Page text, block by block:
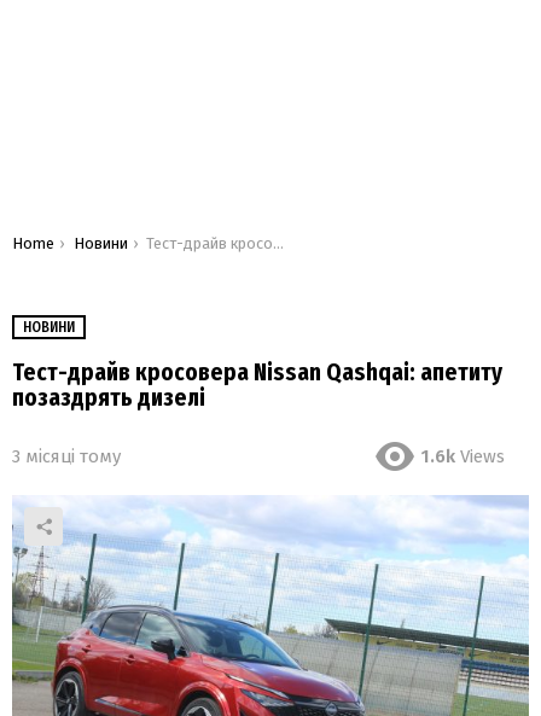
You are here:
Home Новини Тест-драйв кросовера Nissan Qashqai: апетиту позаздрять дизелі
НОВИНИ
Тест-драйв кросовера Nissan Qashqai: апетиту
позаздрять дизелі
3 місяці тому 1.6k Views